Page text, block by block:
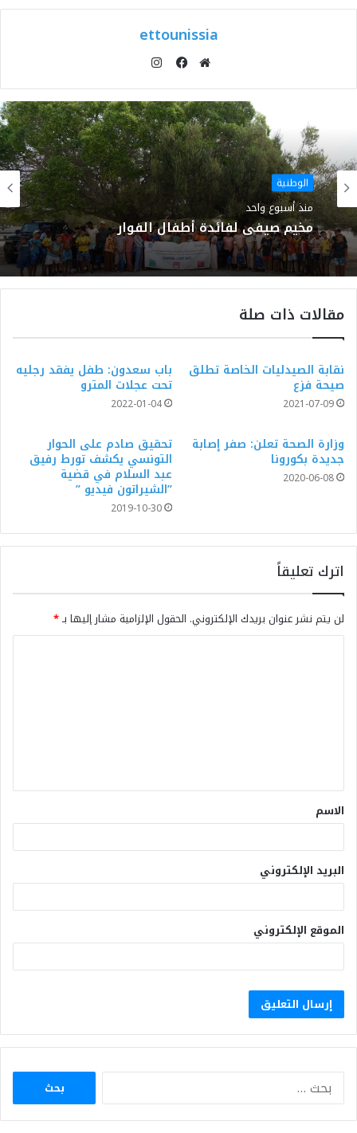
ettounissia
الويب
الوطنية
منذ أسبوع واحد
مخيم صيفي لفائدة أطفال الفوار
مقالات ذات صلة
نقابة الصيدليات الخاصة تطلق
صيحة فزع
2021-07-09
باب سعدون: طفل يفقد رجليه
تحت عجلات المترو
2022-01-04
وزارة الصحة تعلن: صفر إصابة
جديدة بكورونا
2020-06-08
تحقيق صادم على الحوار
التونسي يكشف تورط رفيق
عبد السلام في قضية
”الشيراتون فيديو ”
2019-10-30
اترك تعليقاً
لن يتم نشر عنوان بريدك الإلكتروني. الحقول الإلزامية مشار إليها بـ*
الاسم
البريد الإلكتروني
الموقع الإلكتروني
البحث